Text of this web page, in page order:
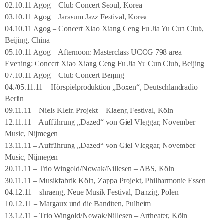
02.10.11 Agog – Club Concert Seoul, Korea
03.10.11 Agog – Jarasum Jazz Festival, Korea
04.10.11 Agog – Concert Xiao Xiang Ceng Fu Jia Yu Cun Club,
Beijing, China
05.10.11 Agog – Afternoon: Masterclass UCCG 798 area
Evening: Concert Xiao Xiang Ceng Fu Jia Yu Cun Club, Beijing
07.10.11 Agog – Club Concert Beijing
04./05.11.11 – Hörspielproduktion „Boxen“, Deutschlandradio
Berlin
09.11.11 – Niels Klein Projekt – Klaeng Festival, Köln
12.11.11 – Aufführung „Dazed“ von Giel Vleggar, November
Music, Nijmegen
13.11.11 – Aufführung „Dazed“ von Giel Vleggar, November
Music, Nijmegen
20.11.11 – Trio Wingold/Nowak/Nillesen – ABS, Köln
30.11.11 – Musikfabrik Köln, Zappa Projekt, Philharmonie Essen
04.12.11 – shraeng, Neue Musik Festival, Danzig, Polen
10.12.11 – Margaux und die Banditen, Pulheim
13.12.11 – Trio Wingold/Nowak/Nillesen – Artheater, Köln